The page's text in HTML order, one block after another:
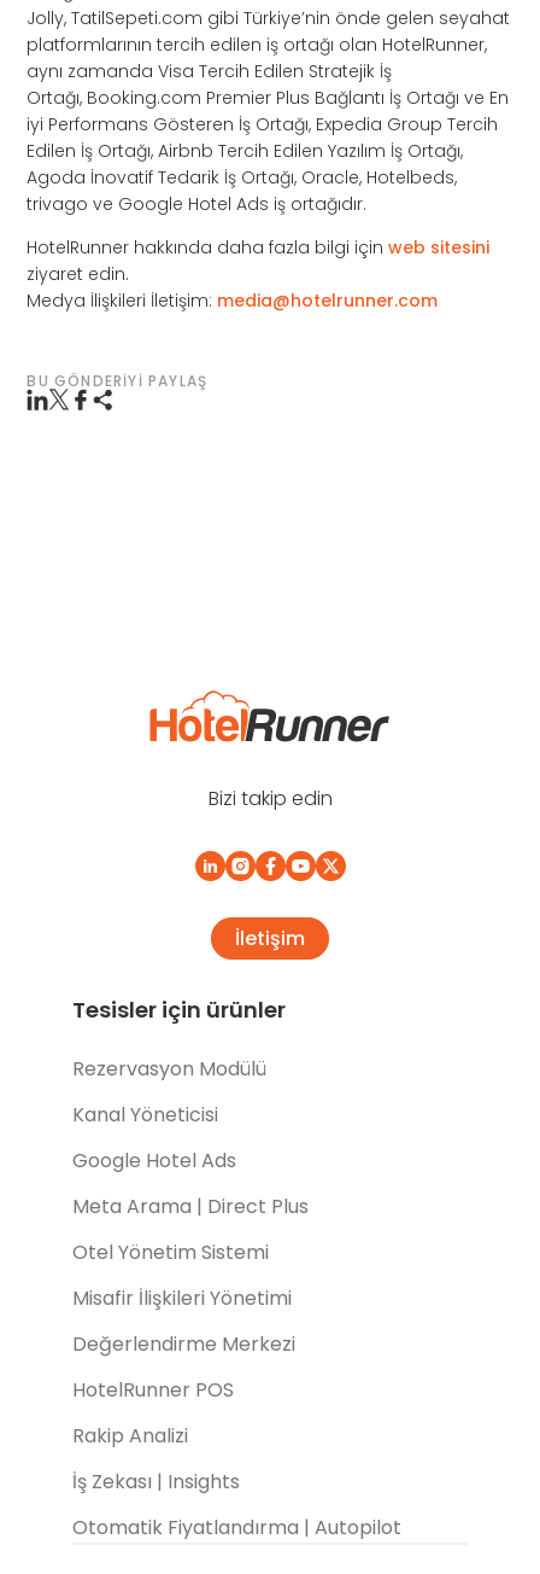
Jolly, TatilSepeti.com gibi Türkiye’nin önde gelen seyahat
platformlarının tercih edilen iş ortağı olan HotelRunner,
aynı zamanda Visa Tercih Edilen Stratejik İş
Ortağı, Booking.com Premier Plus Bağlantı İş Ortağı ve En
iyi Performans Gösteren İş Ortağı, Expedia Group Tercih
Edilen İş Ortağı, Airbnb Tercih Edilen Yazılım İş Ortağı,
Agoda İnovatif Tedarik İş Ortağı, Oracle, Hotelbeds,
trivago ve Google Hotel Ads iş ortağıdır.
HotelRunner hakkında daha fazla bilgi içinweb sitesini
ziyaret edin.
Medya İlişkileri İletişim: media@hotelrunner.com
BU GÖNDERIYI PAYLAŞ
Bizi takip edin
İletişim
Tesisler için ürünler
Rezervasyon Modülü
Kanal Yöneticisi
Google Hotel Ads
Meta Arama | Direct Plus
Otel Yönetim Sistemi
Misafir İlişkileri Yönetimi
Değerlendirme Merkezi
HotelRunner POS
Rakip Analizi
İş Zekası | Insights
Otomatik Fiyatlandırma | Autopilot